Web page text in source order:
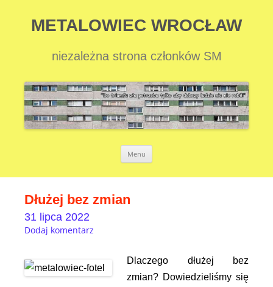
METALOWIEC WROCŁAW
niezależna strona członków SM
Menu
Dłużej bez zmian
Dodaj komentarz
Dlaczego dłużej bez
zmian? Dowiedzieliśmy się
31 lipca 2022